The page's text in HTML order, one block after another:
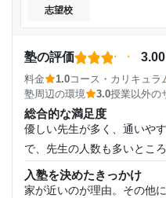
講師の教え方
も無理のない程度で出して
塾内の環境
タブレットでの出席確認シ
絡がいくように鳴っていた
塾周辺の環境
先生や塾長の雑談が耳障り
志望校
塾の評価 3.00
料金 1.0コース・カリキュラ
塾周辺の環境
3.0授業以外の
総合的な満足度
優しい先生が多く、通いや
で、先生の人数も多いとこ
入塾を決めたきっかけ
家が近いのが理由。その他